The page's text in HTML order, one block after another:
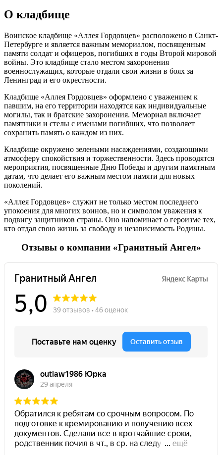
О кладбище
Воинское кладбище «Аллея Гордовцев» расположено в Санкт-
Петербурге и является важным мемориалом, посвященным
памяти солдат и офицеров, погибших в годы Второй мировой
войны. Это кладбище стало местом захоронения
военнослужащих, которые отдали свои жизни в боях за
Ленинград и его окрестности.
Кладбище «Аллея Гордовцев» оформлено с уважением к
павшим, на его территории находятся как индивидуальные
могилы, так и братские захоронения. Мемориал включает
памятники и стелы с именами погибших, что позволяет
сохранить память о каждом из них.
Кладбище окружено зелеными насаждениями, создающими
атмосферу спокойствия и торжественности. Здесь проводятся
мероприятия, посвященные Дню Победы и другим памятным
датам, что делает его важным местом памяти для новых
поколений.
«Аллея Гордовцев» служит не только местом последнего
упокоения для многих воинов, но и символом уважения к
подвигу защитников страны. Оно напоминает о героизме тех,
кто отдал свою жизнь за свободу и независимость Родины.
Отзывы о компании «Гранитный Ангел»